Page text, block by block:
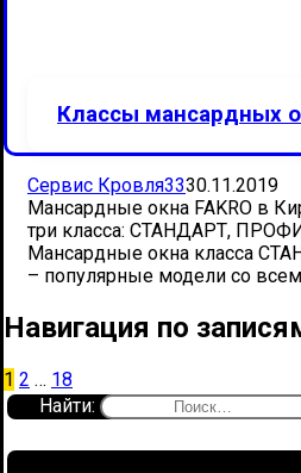
Классы мансардных
Сервис Кровля3330.11.2019
Мансардные окна FAKRO в
три класса: СТАНДАРТ,
Мансардные окна класса
– популярные модели со
Навигация по
1 2 … 18
Найти: